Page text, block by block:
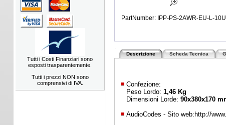
Tutti i Costi Finanziari sono
esposti trasparentemente.
Tutti i prezzi NON sono
comprensivi di IVA.
PartNumber: IPP-PS-2AWR-EU-L-10U
Descrizione Scheda Tecnica
Confezione:
Peso Lordo: 1,46 Kg
Dimensioni Lorde: 90x380x170
AudioCodes - Sito web: http://